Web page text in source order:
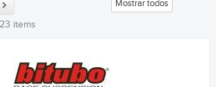
Mostrar todos
items